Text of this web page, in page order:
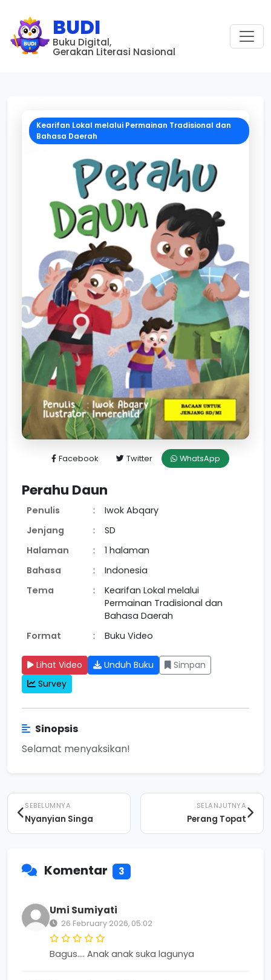
BUDI
Buku Digital,
Gerakan Literasi Nasional
Kearifan Lokal melalui Permainan Tradisional dan
Bahasa Daerah
Facebook Twitter WhatsApp
Perahu Daun
Penulis :
Iwok Abqary
Jenjang
:
SD
Halaman
:
1 halaman
Bahasa
:
Indonesia
Tema
:
Kearifan Lokal melalui
Permainan Tradisional dan
Bahasa Daerah
Format
: Buku Video
Lihat Video Unduh Buku
Simpan
Survey
Sinopsis
Selamat menyaksikan!
SEBELUMNYA
Nyanyian Singa
SELANJUTNYA
Perang Topat
Komentar 3
Umi Sumiyati
26 February 2026, 05:02
Bagus.... Anak anak suka lagunya